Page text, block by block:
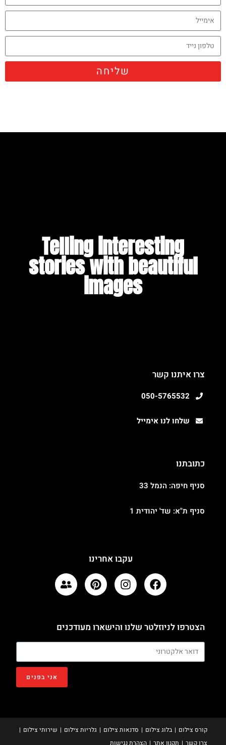
שליחה
Telling interesting
stories with beautiful
images​
הצטרפו לניוזלטר שלנו והישארו מעודכנים
אני בפנים
עקבו אחרינו
כתובתנו
סניף חיפה: הנמל 33
סניף ת"א: שד' יהודית 1
צרו איתנו קשר
050-5765532
שלחו לנו אימייל
קורס צילום בלוג צילום סדנאות צילום גלריות צילום
שירותי צילום
צרו קשר
תקנון אתר הצהרת נגישות